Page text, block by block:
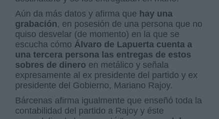
Aún da más datos y afirma que hay una
grabación, en posesión de una persona que no
quiso desvelar (de momento) en la que se
escucha cómo Álvaro de Lapuerta cuenta a
una tercera persona las entregas de estos
sobres de dinero en metálico y señala
expresamente al ex presidente del partido y ex
presidente del Gobierno, Mariano Rajoy.
Bárcenas afirma igualmente que enseñó toda la
contabilidad del partido a Rajoy y éste